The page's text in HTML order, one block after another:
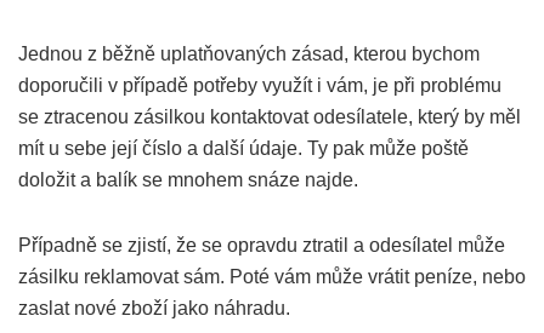
Jednou z běžně uplatňovaných zásad, kterou bychom
doporučili v případě potřeby využít i vám, je při problému
se ztracenou zásilkou kontaktovat odesílatele, který by měl
mít u sebe její číslo a další údaje. Ty pak může poště
doložit a balík se mnohem snáze najde.
Případně se zjistí, že se opravdu ztratil a odesílatel může
zásilku reklamovat sám. Poté vám může vrátit peníze, nebo
zaslat nové zboží jako náhradu.